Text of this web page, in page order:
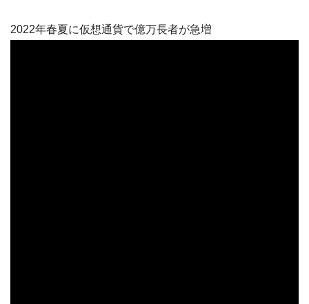
2022年春夏に仮想通貨で億万長者が急増